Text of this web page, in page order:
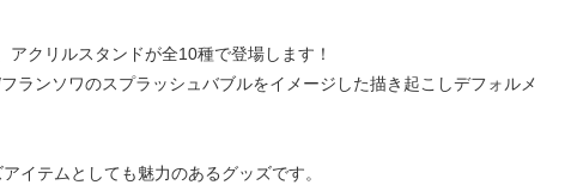
クリルスタンドが全10種で登場します！
ランソワのスプラッシュバブルをイメージした描き起こしデフォルメ
イテムとしても魅力のあるグッズです。